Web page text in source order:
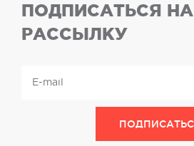
ПОДПИСАТЬСЯ НА
РАССЫЛКУ